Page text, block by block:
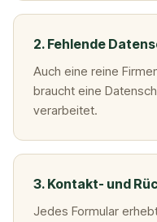
2. Fehlende
Auch eine reine
braucht eine
verarbeitet.
3. Kontakt- und
Jedes Formular